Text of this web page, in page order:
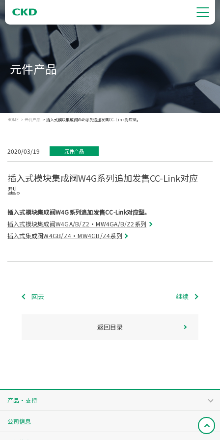
元件产品
HOME 元件产品 插入式模块集成阀W4G系列追加发售CC-Link对应型。
2020/03/19 元件产品
插入式模块集成阀W4G系列追加发售CC-Link对应
型。
插入式模块集成阀W4G系列追加发售CC-Link对应型。
插入式模块集成阀W4GA/B/Z2・MW4GA/B/Z2系列
插入式集成阀W4GB/Z4・MW4GB/Z4系列
回去 继续
返回目录
产品・支持
公司信息